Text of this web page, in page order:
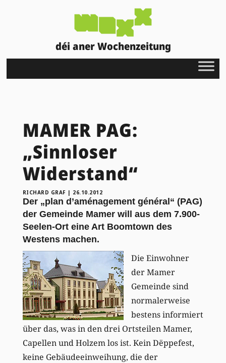
déi aner Wochenzeitung
MAMER PAG:
„Sinnloser
Widerstand“
RICHARD GRAF | 26.10.2012
Der „plan d’aménagement général“ (PAG)
der Gemeinde Mamer will aus dem 7.900-
Seelen-Ort eine Art Boomtown des
Westens machen.
Die Einwohner
der Mamer
Gemeinde sind
normalerweise
bestens informiert
über das, was in den drei Ortsteilen Mamer,
Capellen und Holzem los ist. Kein Dëppefest,
keine Gebäudeeinweihung, die der